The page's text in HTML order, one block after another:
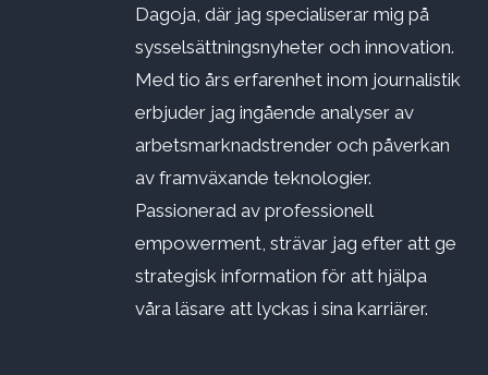
Dagoja, där jag specialiserar mig på
sysselsättningsnyheter och innovation.
Med tio års erfarenhet inom journalistik
erbjuder jag ingående analyser av
arbetsmarknadstrender och påverkan
av framväxande teknologier.
Passionerad av professionell
empowerment, strävar jag efter att ge
strategisk information för att hjälpa
våra läsare att lyckas i sina karriärer.